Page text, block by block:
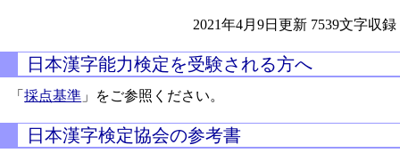
2021年4月9日更新 7539文字収録
日本漢字能力検定を受験される方へ
「採点基準 」をご参照ください。
日本漢字検定協会の参考書